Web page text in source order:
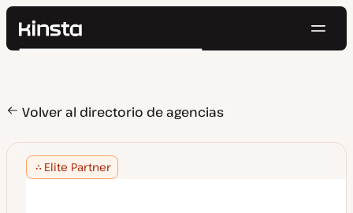
Kinsta®
Precios
Contacto
Buscar
Volver al directorio de agencias
Elite Partner